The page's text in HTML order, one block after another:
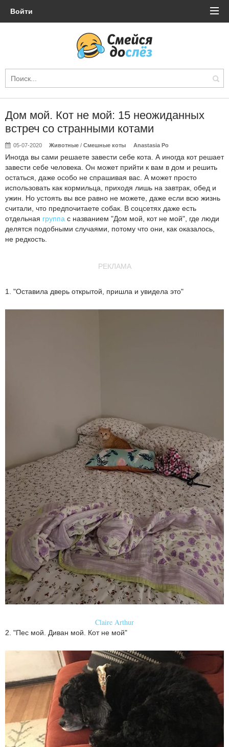
Войти
Дом мой. Кот не мой: 15 неожиданных
встреч со странными котами
05-07-2020 Животные /Смешные коты Anastasia Po
Иногда вы сами решаете завести себе кота. А иногда кот решает
завести себе человека. Он может прийти к вам в дом и решить
остаться, даже особо не спрашивая вас. А может просто
использовать как кормильца, приходя лишь на завтрак, обед и
ужин. Но устоять вы все равно не можете, даже если всю жизнь
считали, что предпочитаете собак. В соцсетях даже есть
отдельная группа с названием "Дом мой, кот не мой", где люди
делятся подобными случаями, потому что они, как оказалось,
не редкость.
РЕКЛАМА
1. "Оставила дверь открытой, пришла и увидела это"
Claire Arthur
2. "Пес мой. Диван мой. Кот не мой"